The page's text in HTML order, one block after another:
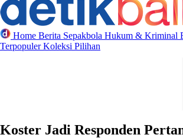
Home Berita Sepakbola Hukum & Kriminal
TerpopulerKoleksi Pilihan
Koster Jadi Responden